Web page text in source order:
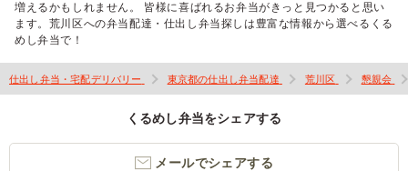
増えるかもしれません。 皆様に喜ばれるお弁当がきっと見つかると思い
ます。荒川区への弁当配達・仕出し弁当探しは豊富な情報から選べるくる
めし弁当で！
仕出し弁当・宅配デリバリー 東京都の仕出し弁当配達 荒川区 懇親会
くるめし弁当をシェアする
メールでシェアする